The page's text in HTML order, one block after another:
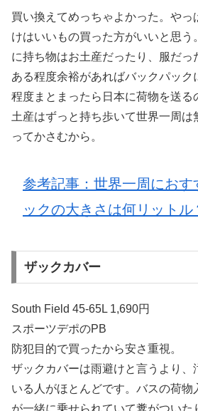
買い換えてめっちゃよかった。やっ
けはいいもの買った方がいいと思う
に持ち物はお土産だったり、服だっ
ある程度余裕があればバックパック
程度まとまったら日本に荷物を送る
土産はずっと持ち歩いて世界一周は
ってかさむから。
参考記事：世界一周におす
ックの大きさは何リットル
ザックカバー
South Field 45-65L 1,690円
スポーツデポのPB
防犯目的で買ったから安さ重視。
ザックカバーは雨避けと言うより、
いる人がほとんどです。バスの荷物